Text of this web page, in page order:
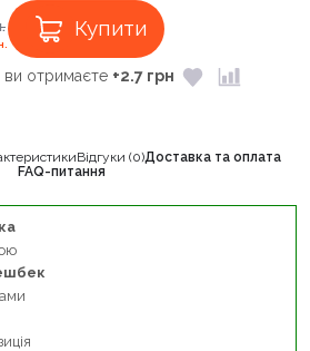
Купити
ви отримаєте +2.7 грн
Відгуки (0)Доставка та оплата
FAQ-питання